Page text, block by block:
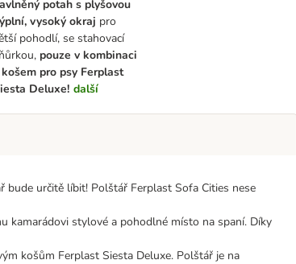
potah s plyšovou
vysoký okraj pro
pohodlí, se stahovací
pouze v kombinaci
pro psy Ferplast
Deluxe! další
bude určitě líbit! Polštář Ferplast Sofa Cities nese
kamarádovi stylové a pohodlné místo na spaní. Díky
košům Ferplast Siesta Deluxe. Polštář je na